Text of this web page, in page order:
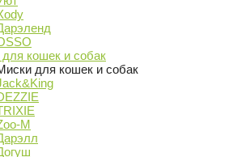
кошек и собак
для кошек и собак
M